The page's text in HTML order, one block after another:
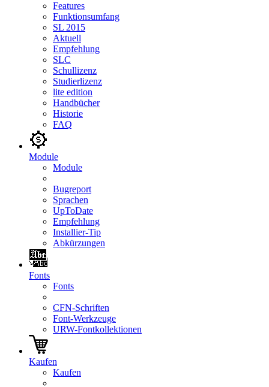
Features
Funktionsumfang
SL 2015
Aktuell
Empfehlung
SLC
Schullizenz
Studierlizenz
lite edition
Handbücher
Historie
FAQ
Module
Module
Bugreport
Sprachen
UpToDate
Empfehlung
Installier-Tip
Abkürzungen
Fonts
Fonts
CFN-Schriften
Font-Werkzeuge
URW-Fontkollektionen
Kaufen
Kaufen